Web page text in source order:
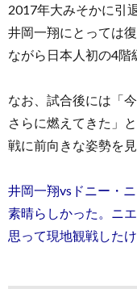
2017年大みそかに引
井岡一翔にとっては
ながら日本人初の4階
なお、試合後には「
さらに燃えてきた」
戦に前向きな姿勢を見
井岡一翔vsドニー・
素晴らしかった。ニ
思って現地観戦した